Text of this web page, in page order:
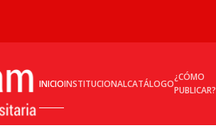
INICIOINSTITUCIONALCATÁLOGO
¿CÓMO
PUBLICAR?